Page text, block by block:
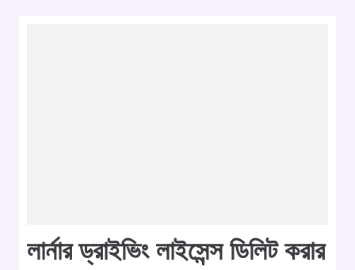
লার্নার ড্রাইভিং লাইসেন্স ডিলিট করার